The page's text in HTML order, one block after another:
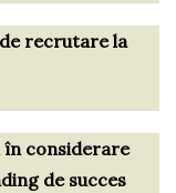
recrutare la
în considerare
de succes